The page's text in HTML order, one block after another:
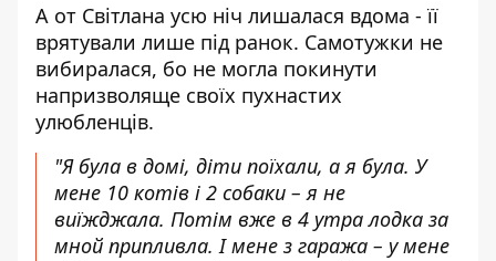
А от Світлана усю ніч лишалася вдома - її
врятували лише під ранок. Самотужки не
вибиралася, бо не могла покинути
напризволяще своїх пухнастих
улюбленців.
"Я була в домі, діти поїхали, а я була. У
мене 10 котів і 2 собаки – я не
виїжджала. Потім вже в 4 утра лодка за
мной припливла. І мене з гаража – у мене